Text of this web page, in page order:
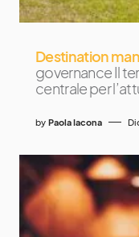
Destination
governance Il
centrale per
by Paola Iacona